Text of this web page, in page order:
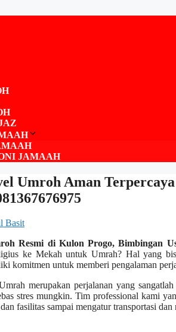
JAMAAH
Umroh Aman
Basit
Resmi di Kulon Progo, Bimbingan
ke Mekah untuk Umrah? Hal yang
komitmen untuk memberi pengalaman
merupakan perjalanan yang
stres mungkin. Tim professional kami
fasilitas sampai mengatur transportasi